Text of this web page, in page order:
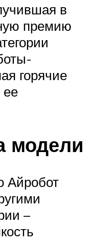
в
премию
горячие
ее
модели
Айробот
–